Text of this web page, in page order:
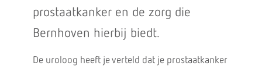
prostaatkanker en de zorg die
Bernhoven hierbij biedt.
De uroloog heeft je verteld dat je prostaatkanker